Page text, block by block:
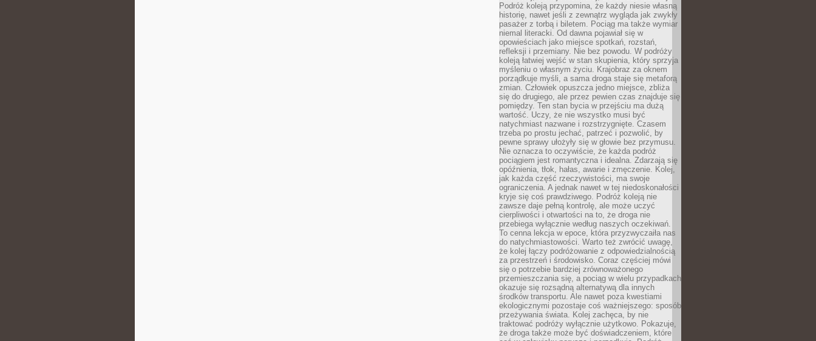
Podróż koleją przypomina, że każdy niesie własną
historię, nawet jeśli z zewnątrz wygląda jak zwykły
pasażer z torbą i biletem. Pociąg ma także wymiar
niemal literacki. Od dawna pojawiał się w
opowieściach jako miejsce spotkań, rozstań,
refleksji i przemiany. Nie bez powodu. W podróży
koleją łatwiej wejść w stan skupienia, który sprzyja
myśleniu o własnym życiu. Krajobraz za oknem
porządkuje myśli, a sama droga staje się metaforą
zmian. Człowiek opuszcza jedno miejsce, zbliża
się do drugiego, ale przez pewien czas znajduje się
pomiędzy. Ten stan bycia w przejściu ma dużą
wartość. Uczy, że nie wszystko musi być
natychmiast nazwane i rozstrzygnięte. Czasem
trzeba po prostu jechać, patrzeć i pozwolić, by
pewne sprawy ułożyły się w głowie bez przymusu.
Nie oznacza to oczywiście, że każda podróż
pociągiem jest romantyczna i idealna. Zdarzają się
opóźnienia, tłok, hałas, awarie i zmęczenie. Kolej,
jak każda część rzeczywistości, ma swoje
ograniczenia. A jednak nawet w tej niedoskonałości
kryje się coś prawdziwego. Podróż koleją nie
zawsze daje pełną kontrolę, ale może uczyć
cierpliwości i otwartości na to, że droga nie
przebiega wyłącznie według naszych oczekiwań.
To cenna lekcja w epoce, która przyzwyczaiła nas
do natychmiastowości. Warto też zwrócić uwagę,
że kolej łączy podróżowanie z odpowiedzialnością
za przestrzeń i środowisko. Coraz częściej mówi
się o potrzebie bardziej zrównoważonego
przemieszczania się, a pociąg w wielu przypadkach
okazuje się rozsądną alternatywą dla innych
środków transportu. Ale nawet poza kwestiami
ekologicznymi pozostaje coś ważniejszego: sposób
przeżywania świata. Kolej zachęca, by nie
traktować podróży wyłącznie użytkowo. Pokazuje,
że droga także może być doświadczeniem, które